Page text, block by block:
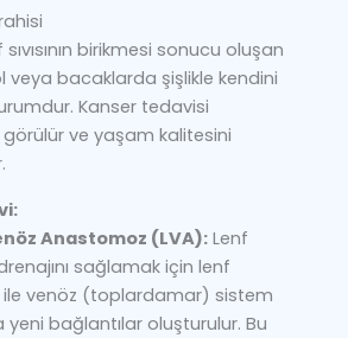
birikmesi sonucu oluşan
veya bacaklarda şişlikle kendini
Kanser tedavisi
görülür ve yaşam kalitesini
Anastomoz (LVA):Lenf
drenajını sağlamak için lenf
ile venöz (toplardamar) sistem
yeni bağlantılar oluşturulur. Bu